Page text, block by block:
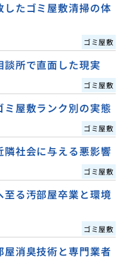
たゴミ屋敷清掃の体
ゴミ屋敷
所で直面した現実
ゴミ屋敷
屋敷ランク別の実態
ゴミ屋敷
社会に与える悪影響
ゴミ屋敷
る汚部屋卒業と環境
ゴミ屋敷
消臭技術と専門業者